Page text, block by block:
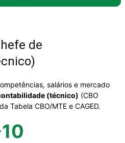
de
salários e mercado
(técnico) (CBO
Tabela CBO/MTE e CAGED.